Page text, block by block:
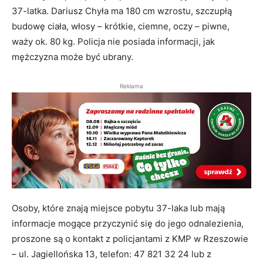
37-latka. Dariusz Chyła ma 180 cm wzrostu, szczupłą
budowę ciała, włosy – krótkie, ciemne, oczy – piwne,
waży ok. 80 kg. Policja nie posiada informacji, jak
mężczyzna może być ubrany.
Reklama
Osoby, które znają miejsce pobytu 37-laka lub mają
informacje mogące przyczynić się do jego odnalezienia,
proszone są o kontakt z policjantami z KMP w Rzeszowie
– ul. Jagiellońska 13, telefon: 47 821 32 24 lub z